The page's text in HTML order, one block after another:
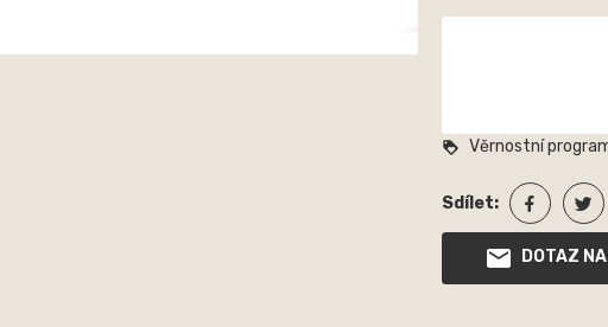
loyalty Věrnostní
Sdílet:
DOTAZ